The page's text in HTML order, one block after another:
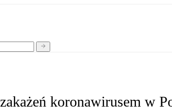
koronawirusem w